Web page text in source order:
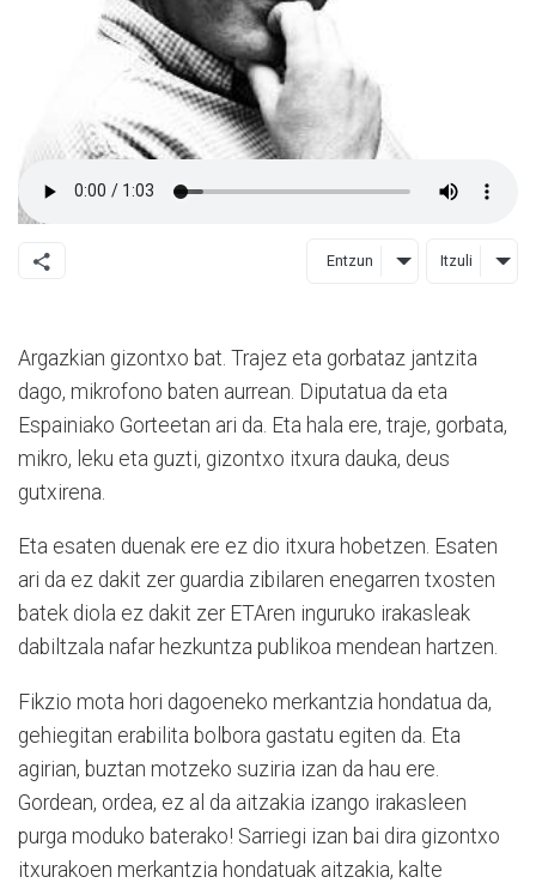
Entzun Itzuli
Argazkian gizontxo bat. Trajez eta gorbataz jantzita
dago, mikrofono baten aurrean. Diputatua da eta
Espainiako Gorteetan ari da. Eta hala ere, traje, gorbata,
mikro, leku eta guzti, gizontxo itxura dauka, deus
gutxirena.
Eta esaten duenak ere ez dio itxura hobetzen. Esaten
ari da ez dakit zer guardia zibilaren enegarren txosten
batek diola ez dakit zer ETAren inguruko irakasleak
dabiltzala nafar hezkuntza publikoa mendean hartzen.
Fikzio mota hori dagoeneko merkantzia hondatua da,
gehiegitan erabilita bolbora gastatu egiten da. Eta
agirian, buztan motzeko suziria izan da hau ere.
Gordean, ordea, ez al da aitzakia izango irakasleen
purga moduko baterako! Sarriegi izan bai dira gizontxo
itxurakoen merkantzia hondatuak aitzakia, kalte